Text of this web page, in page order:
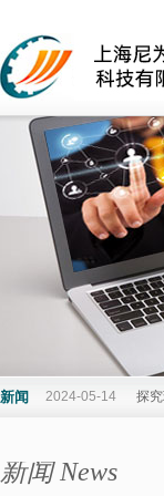
新闻 2024-05-14 探
新闻 News